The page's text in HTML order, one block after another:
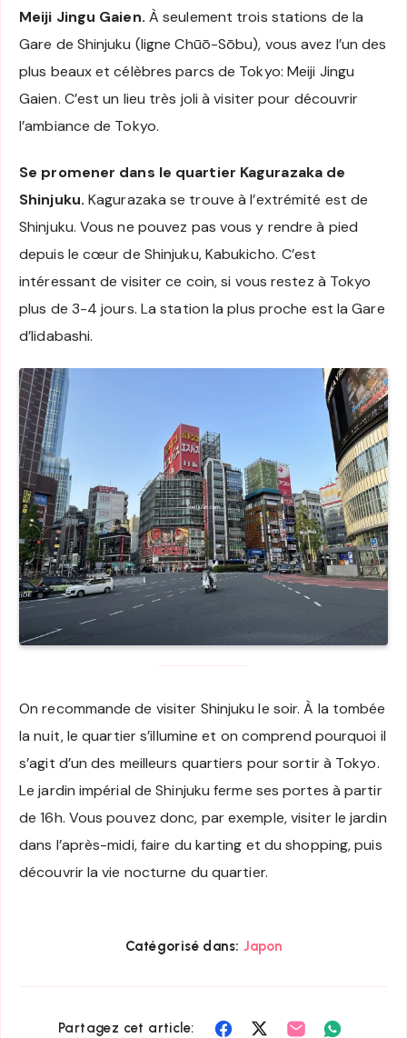
Meiji Jingu Gaien. À seulement trois stations de la
Gare de Shinjuku (ligne Chūō-Sōbu), vous avez l’un des
plus beaux et célèbres parcs de Tokyo: Meiji Jingu
Gaien. C’est un lieu très joli à visiter pour découvrir
l’ambiance de Tokyo.
Se promener dans le quartier Kagurazaka de
Shinjuku. Kagurazaka se trouve à l’extrémité est de
Shinjuku. Vous ne pouvez pas vous y rendre à pied
depuis le cœur de Shinjuku, Kabukicho. C’est
intéressant de visiter ce coin, si vous restez à Tokyo
plus de 3-4 jours. La station la plus proche est la Gare
d’Iidabashi.
On recommande de visiter Shinjuku le soir. À la tombée
la nuit, le quartier s’illumine et on comprend pourquoi il
s’agit d’un des meilleurs quartiers pour sortir à Tokyo.
Le jardin impérial de Shinjuku ferme ses portes à partir
de 16h. Vous pouvez donc, par exemple, visiter le jardin
dans l’après-midi, faire du karting et du shopping, puis
découvrir la vie nocturne du quartier.
Catégorisé dans: Japon
Partagez cet article:
PartagerPartagerPartager